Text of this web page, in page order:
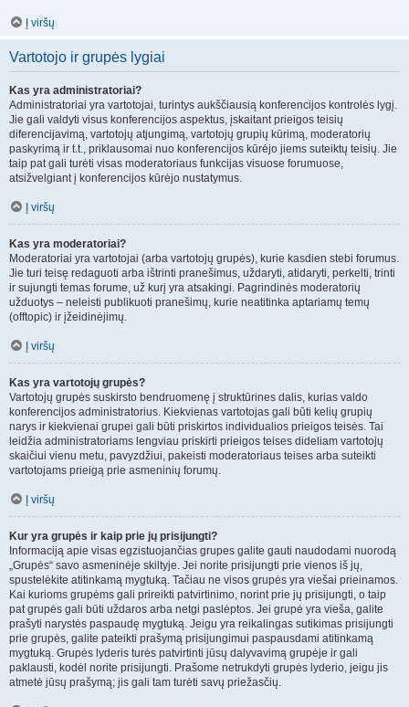
Į viršų
Vartotojo ir grupės lygiai
Kas yra administratoriai?
Administratoriai yra vartotojai, turintys aukščiausią konferencijos kontrolės lygį.
Jie gali valdyti visus konferencijos aspektus, įskaitant prieigos teisių
diferencijavimą, vartotojų atjungimą, vartotojų grupių kūrimą, moderatorių
paskyrimą ir t.t., priklausomai nuo konferencijos kūrėjo jiems suteiktų teisių. Jie
taip pat gali turėti visas moderatoriaus funkcijas visuose forumuose,
atsižvelgiant į konferencijos kūrėjo nustatymus.
Į viršų
Kas yra moderatoriai?
Moderatoriai yra vartotojai (arba vartotojų grupės), kurie kasdien stebi forumus.
Jie turi teisę redaguoti arba ištrinti pranešimus, uždaryti, atidaryti, perkelti, trinti
ir sujungti temas forume, už kurį yra atsakingi. Pagrindinės moderatorių
užduotys – neleisti publikuoti pranešimų, kurie neatitinka aptariamų temų
(offtopic) ir įžeidinėjimų.
Į viršų
Kas yra vartotojų grupės?
Vartotojų grupės suskirsto bendruomenę į struktūrines dalis, kurias valdo
konferencijos administratorius. Kiekvienas vartotojas gali būti kelių grupių
narys ir kiekvienai grupei gali būti priskirtos individualios prieigos teisės. Tai
leidžia administratoriams lengviau priskirti prieigos teises dideliam vartotojų
skaičiui vienu metu, pavyzdžiui, pakeisti moderatoriaus teises arba suteikti
vartotojams prieigą prie asmeninių forumų.
Į viršų
Kur yra grupės ir kaip prie jų prisijungti?
Informaciją apie visas egzistuojančias grupes galite gauti naudodami nuorodą
„Grupės“ savo asmeninėje skiltyje. Jei norite prisijungti prie vienos iš jų,
spustelėkite atitinkamą mygtuką. Tačiau ne visos grupės yra viešai prieinamos.
Kai kurioms grupėms gali prireikti patvirtinimo, norint prie jų prisijungti, o taip
pat grupės gali būti uždaros arba netgi paslėptos. Jei grupė yra vieša, galite
prašyti narystės paspaudę mygtuką. Jeigu yra reikalingas sutikimas prisijungti
prie grupės, galite pateikti prašymą prisijungimui paspausdami atitinkamą
mygtuką. Grupės lyderis turės patvirtinti jūsų dalyvavimą grupėje ir gali
paklausti, kodėl norite prisijungti. Prašome netrukdyti grupės lyderio, jeigu jis
atmetė jūsų prašymą; jis gali tam turėti savų priežasčių.